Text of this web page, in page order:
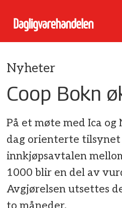
Nyheter
Coop Bokn
På et møte med Ica og
dag orienterte tilsynet
innkjøpsavtalen
1000 blir en del av
Avgjørelsen utsettes